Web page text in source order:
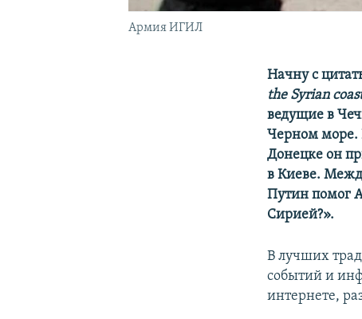
Армия ИГИЛ
Начну с
the Syrian
ведущие в
Черном море.
Донецке он
в Киеве.
Путин помог
Сирией?».
В лучших
событий и
интернете,